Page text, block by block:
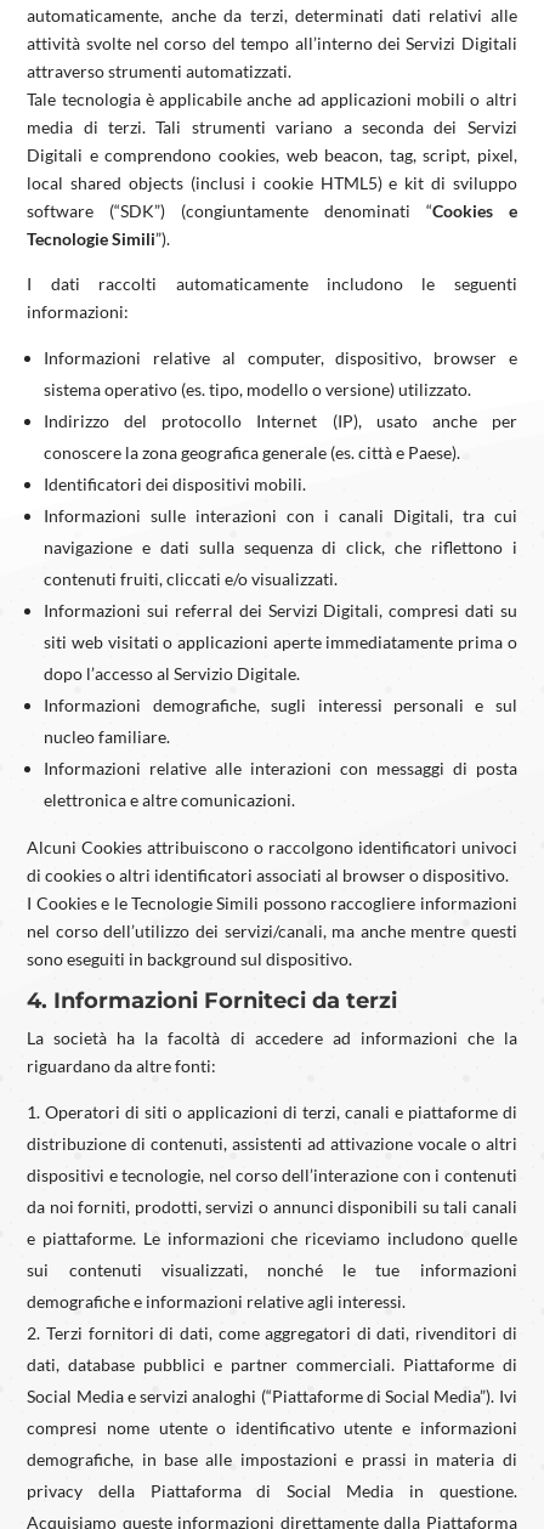
automaticamente, anche da terzi, determinati dati relativi alle
attività svolte nel corso del tempo all’interno dei Servizi Digitali
attraverso strumenti automatizzati.
Tale tecnologia è applicabile anche ad applicazioni mobili o altri
media di terzi. Tali strumenti variano a seconda dei Servizi
Digitali e comprendono cookies, web beacon, tag, script, pixel,
local shared objects (inclusi i cookie HTML5) e kit di sviluppo
software (“SDK”) (congiuntamente denominati “Cookies e
Tecnologie Simili”).
I dati raccolti automaticamente includono le seguenti
informazioni:
Informazioni relative al computer, dispositivo, browser e
sistema operativo (es. tipo, modello o versione) utilizzato.
Indirizzo del protocollo Internet (IP), usato anche per
conoscere la zona geografica generale (es. città e Paese).
Identificatori dei dispositivi mobili.
Informazioni sulle interazioni con i canali Digitali, tra cui
navigazione e dati sulla sequenza di click, che riflettono i
contenuti fruiti, cliccati e/o visualizzati.
Informazioni sui referral dei Servizi Digitali, compresi dati su
siti web visitati o applicazioni aperte immediatamente prima o
dopo l’accesso al Servizio Digitale.
Informazioni demografiche, sugli interessi personali e sul
nucleo familiare.
Informazioni relative alle interazioni con messaggi di posta
elettronica e altre comunicazioni.
Alcuni Cookies attribuiscono o raccolgono identificatori univoci
di cookies o altri identificatori associati al browser o dispositivo.
I Cookies e le Tecnologie Simili possono raccogliere informazioni
nel corso dell’utilizzo dei servizi/canali, ma anche mentre questi
sono eseguiti in background sul dispositivo.
4. Informazioni Forniteci da terzi
La società ha la facoltà di accedere ad informazioni che la
riguardano da altre fonti:
Operatori di siti o applicazioni di terzi, canali e piattaforme di
distribuzione di contenuti, assistenti ad attivazione vocale o altri
dispositivi e tecnologie, nel corso dell’interazione con i contenuti
da noi forniti, prodotti, servizi o annunci disponibili su tali canali
e piattaforme. Le informazioni che riceviamo includono quelle
sui contenuti visualizzati, nonché le tue informazioni
demografiche e informazioni relative agli interessi.
Terzi fornitori di dati, come aggregatori di dati, rivenditori di
dati, database pubblici e partner commerciali. Piattaforme di
Social Media e servizi analoghi (“Piattaforme di Social Media”). Ivi
compresi nome utente o identificativo utente e informazioni
demografiche, in base alle impostazioni e prassi in materia di
privacy della Piattaforma di Social Media in questione.
Acquisiamo queste informazioni direttamente dalla Piattaforma